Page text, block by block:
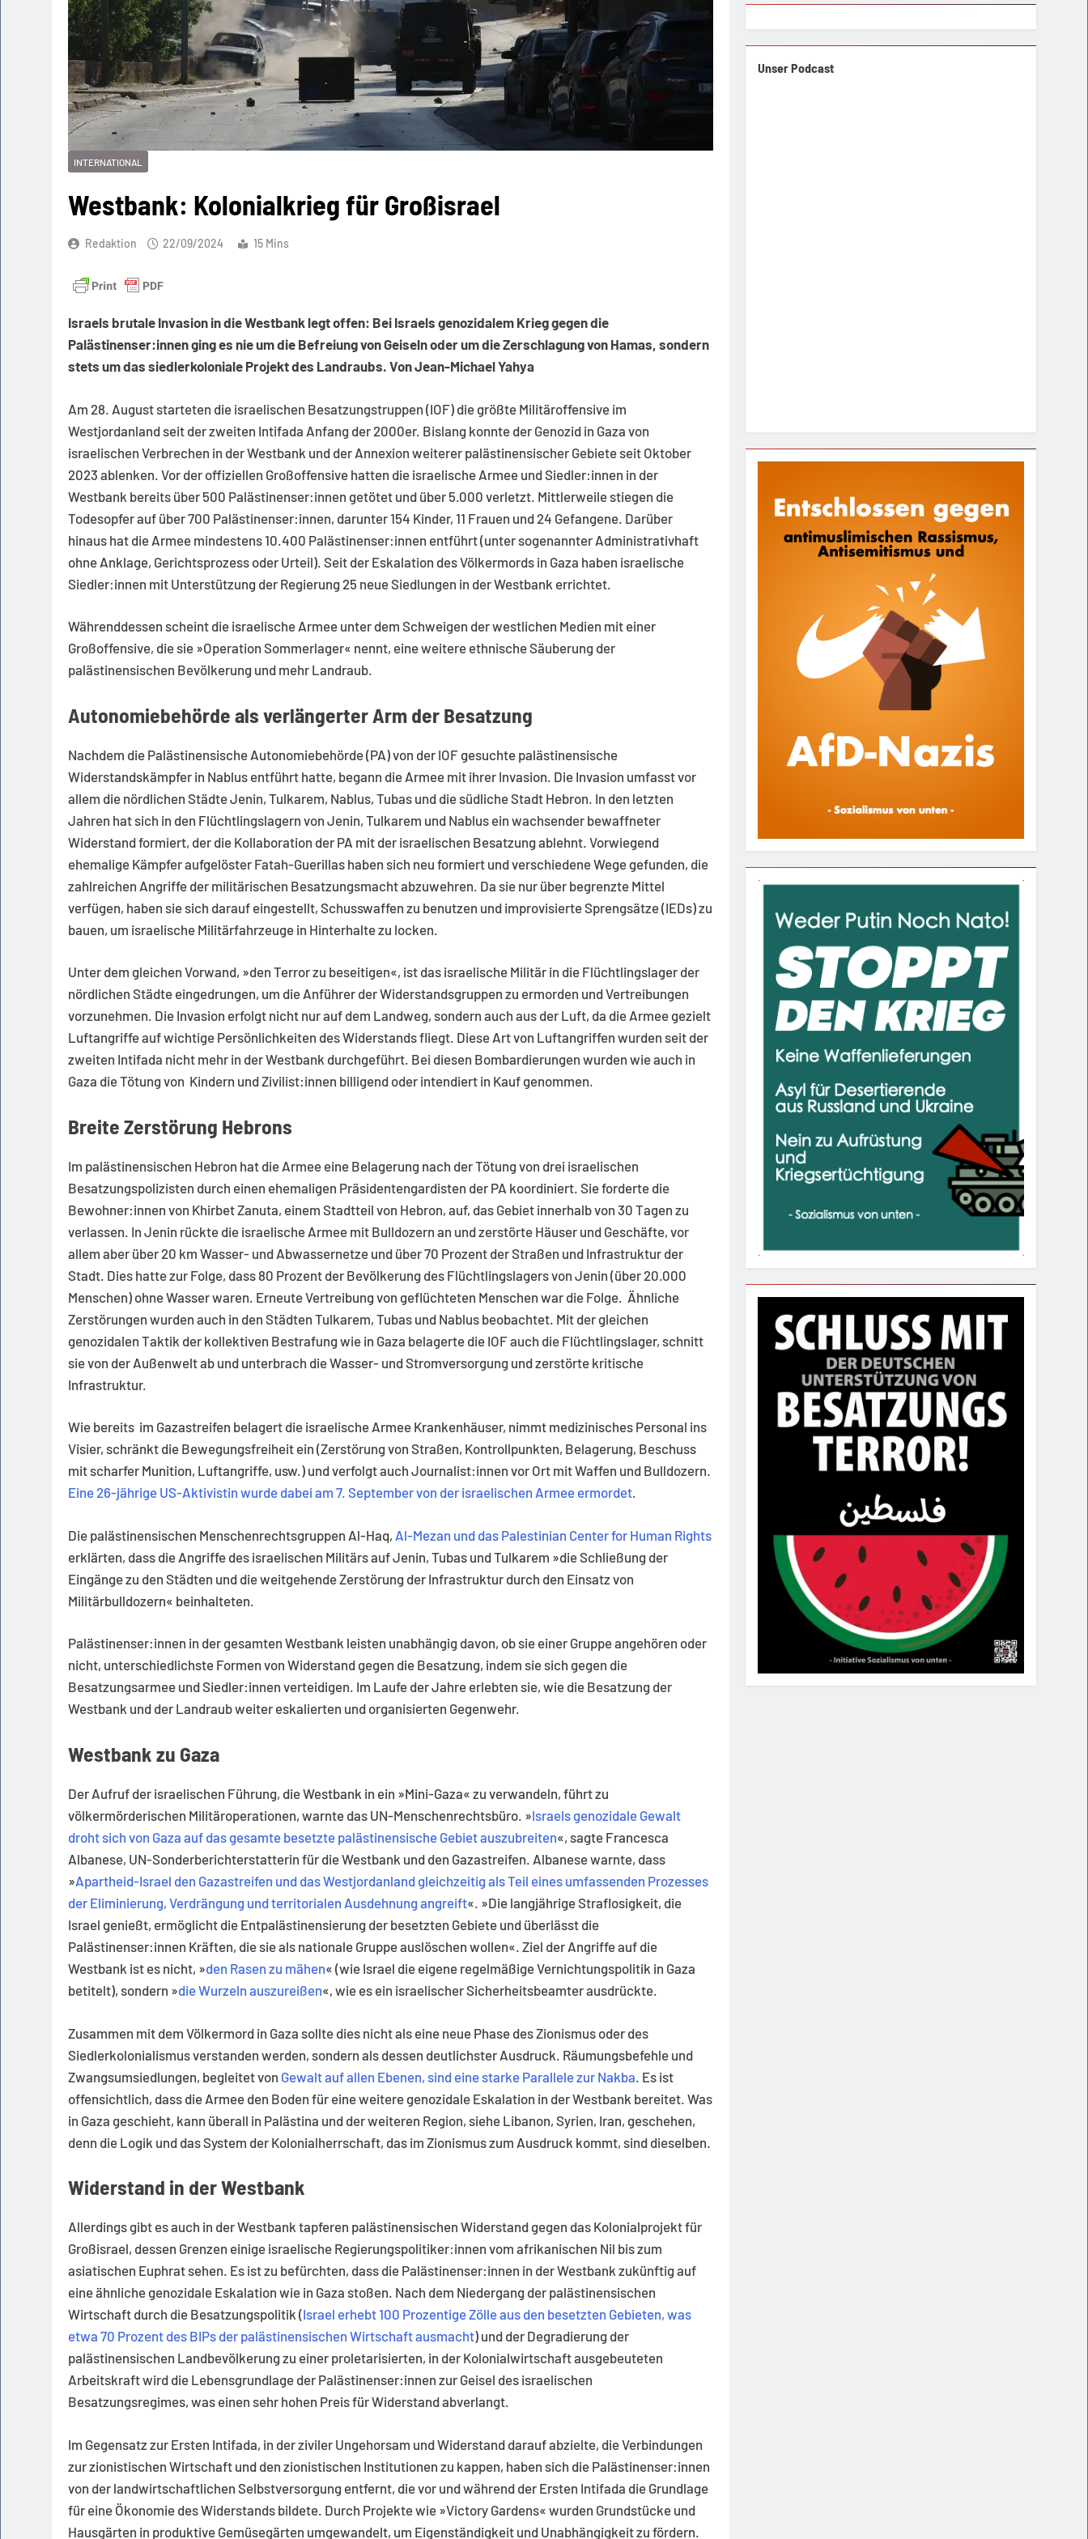
INTERNATIONAL
Westbank: Kolonialkrieg für Großisrael
Redaktion 22/09/2024 15 Mins
Israels brutale Invasion in die Westbank legt offen: Bei Israels genozidalem Krieg gegen die
Palästinenser:innen ging es nie um die Befreiung von Geiseln oder um die Zerschlagung von Hamas, sondern
stets um das siedlerkoloniale Projekt des Landraubs. Von Jean-Michael Yahya
Am 28. August starteten die israelischen Besatzungstruppen (IOF) die größte Militäroffensive im
Westjordanland seit der zweiten Intifada Anfang der 2000er. Bislang konnte der Genozid in Gaza von
israelischen Verbrechen in der Westbank und der Annexion weiterer palästinensischer Gebiete seit Oktober
2023 ablenken. Vor der offiziellen Großoffensive hatten die israelische Armee und Siedler:innen in der
Westbank bereits über 500 Palästinenser:innen getötet und über 5.000 verletzt. Mittlerweile stiegen die
Todesopfer auf über 700 Palästinenser:innen, darunter 154 Kinder, 11 Frauen und 24 Gefangene. Darüber
hinaus hat die Armee mindestens 10.400 Palästinenser:innen entführt (unter sogenannter Administrativhaft
ohne Anklage, Gerichtsprozess oder Urteil). Seit der Eskalation des Völkermords in Gaza haben israelische
Siedler:innen mit Unterstützung der Regierung 25 neue Siedlungen in der Westbank errichtet.
Währenddessen scheint die israelische Armee unter dem Schweigen der westlichen Medien mit einer
Großoffensive, die sie »Operation Sommerlager« nennt, eine weitere ethnische Säuberung der
palästinensischen Bevölkerung und mehr Landraub.
Autonomiebehörde als verlängerter Arm der Besatzung
Nachdem die Palästinensische Autonomiebehörde (PA) von der IOF gesuchte palästinensische
Widerstandskämpfer in Nablus entführt hatte, begann die Armee mit ihrer Invasion. Die Invasion umfasst vor
allem die nördlichen Städte Jenin, Tulkarem, Nablus, Tubas und die südliche Stadt Hebron. In den letzten
Jahren hat sich in den Flüchtlingslagern von Jenin, Tulkarem und Nablus ein wachsender bewaffneter
Widerstand formiert, der die Kollaboration der PA mit der israelischen Besatzung ablehnt. Vorwiegend
ehemalige Kämpfer aufgelöster Fatah-Guerillas haben sich neu formiert und verschiedene Wege gefunden, die
zahlreichen Angriffe der militärischen Besatzungsmacht abzuwehren. Da sie nur über begrenzte Mittel
verfügen, haben sie sich darauf eingestellt, Schusswaffen zu benutzen und improvisierte Sprengsätze (IEDs) zu
bauen, um israelische Militärfahrzeuge in Hinterhalte zu locken.
Unter dem gleichen Vorwand, »den Terror zu beseitigen«, ist das israelische Militär in die Flüchtlingslager der
nördlichen Städte eingedrungen, um die Anführer der Widerstandsgruppen zu ermorden und Vertreibungen
vorzunehmen. Die Invasion erfolgt nicht nur auf dem Landweg, sondern auch aus der Luft, da die Armee gezielt
Luftangriffe auf wichtige Persönlichkeiten des Widerstands fliegt. Diese Art von Luftangriffen wurden seit der
zweiten Intifada nicht mehr in der Westbank durchgeführt. Bei diesen Bombardierungen wurden wie auch in
Gaza die Tötung von Kindern und Zivilist:innen billigend oder intendiert in Kauf genommen.
Breite Zerstörung Hebrons
Im palästinensischen Hebron hat die Armee eine Belagerung nach der Tötung von drei israelischen
Besatzungspolizisten durch einen ehemaligen Präsidentengardisten der PA koordiniert. Sie forderte die
Bewohner:innen von Khirbet Zanuta, einem Stadtteil von Hebron, auf, das Gebiet innerhalb von 30 Tagen zu
verlassen. In Jenin rückte die israelische Armee mit Bulldozern an und zerstörte Häuser und Geschäfte, vor
allem aber über 20 km Wasser- und Abwassernetze und über 70 Prozent der Straßen und Infrastruktur der
Stadt. Dies hatte zur Folge, dass 80 Prozent der Bevölkerung des Flüchtlingslagers von Jenin (über 20.000
Menschen) ohne Wasser waren. Erneute Vertreibung von geflüchteten Menschen war die Folge. Ähnliche
Zerstörungen wurden auch in den Städten Tulkarem, Tubas und Nablus beobachtet. Mit der gleichen
genozidalen Taktik der kollektiven Bestrafung wie in Gaza belagerte die IOF auch die Flüchtlingslager, schnitt
sie von der Außenwelt ab und unterbrach die Wasser- und Stromversorgung und zerstörte kritische
Infrastruktur.
Wie bereits im Gazastreifen belagert die israelische Armee Krankenhäuser, nimmt medizinisches Personal ins
Visier, schränkt die Bewegungsfreiheit ein (Zerstörung von Straßen, Kontrollpunkten, Belagerung, Beschuss
mit scharfer Munition, Luftangriffe, usw.) und verfolgt auch Journalist:innen vor Ort mit Waffen und Bulldozern.
Eine 26-jährige US-Aktivistin wurde dabei am 7. September von der israelischen Armee ermordet.
Die palästinensischen Menschenrechtsgruppen Al-Haq, Al-Mezan und das Palestinian Center for Human Rights
erklärten, dass die Angriffe des israelischen Militärs auf Jenin, Tubas und Tulkarem »die Schließung der
Eingänge zu den Städten und die weitgehende Zerstörung der Infrastruktur durch den Einsatz von
Militärbulldozern« beinhalteten.
Palästinenser:innen in der gesamten Westbank leisten unabhängig davon, ob sie einer Gruppe angehören oder
nicht, unterschiedlichste Formen von Widerstand gegen die Besatzung, indem sie sich gegen die
Besatzungsarmee und Siedler:innen verteidigen. Im Laufe der Jahre erlebten sie, wie die Besatzung der
Westbank und der Landraub weiter eskalierten und organisierten Gegenwehr.
Westbank zu Gaza
Der Aufruf der israelischen Führung, die Westbank in ein »Mini-Gaza« zu verwandeln, führt zu
völkermörderischen Militäroperationen, warnte das UN-Menschenrechtsbüro. »Israels genozidale Gewalt
droht sich von Gaza auf das gesamte besetzte palästinensische Gebiet auszubreiten«, sagte Francesca
Albanese, UN-Sonderberichterstatterin für die Westbank und den Gazastreifen. Albanese warnte, dass
»Apartheid-Israel den Gazastreifen und das Westjordanland gleichzeitig als Teil eines umfassenden Prozesses
der Eliminierung, Verdrängung und territorialen Ausdehnung angreift«. »Die langjährige Straflosigkeit, die
Israel genießt, ermöglicht die Entpalästinensierung der besetzten Gebiete und überlässt die
Palästinenser:innen Kräften, die sie als nationale Gruppe auslöschen wollen«. Ziel der Angriffe auf die
Westbank ist es nicht, »den Rasen zu mähen« (wie Israel die eigene regelmäßige Vernichtungspolitik in Gaza
betitelt), sondern »die Wurzeln auszureißen«, wie es ein israelischer Sicherheitsbeamter ausdrückte.
Zusammen mit dem Völkermord in Gaza sollte dies nicht als eine neue Phase des Zionismus oder des
Siedlerkolonialismus verstanden werden, sondern als dessen deutlichster Ausdruck. Räumungsbefehle und
Zwangsumsiedlungen, begleitet von Gewalt auf allen Ebenen, sind eine starke Parallele zur Nakba . Es ist
offensichtlich, dass die Armee den Boden für eine weitere genozidale Eskalation in der Westbank bereitet. Was
in Gaza geschieht, kann überall in Palästina und der weiteren Region, siehe Libanon, Syrien, Iran, geschehen,
denn die Logik und das System der Kolonialherrschaft, das im Zionismus zum Ausdruck kommt, sind dieselben.
Widerstand in der Westbank
Allerdings gibt es auch in der Westbank tapferen palästinensischen Widerstand gegen das Kolonialprojekt für
Großisrael, dessen Grenzen einige israelische Regierungspolitiker:innen vom afrikanischen Nil bis zum
asiatischen Euphrat sehen. Es ist zu befürchten, dass die Palästinenser:innen in der Westbank zukünftig auf
eine ähnliche genozidale Eskalation wie in Gaza stoßen. Nach dem Niedergang der palästinensischen
Wirtschaft durch die Besatzungspolitik (Israel erhebt 100 Prozentige Zölle aus den besetzten Gebieten, was
etwa 70 Prozent des BIPs der palästinensischen Wirtschaft ausmacht) und der Degradierung der
palästinensischen Landbevölkerung zu einer proletarisierten, in der Kolonialwirtschaft ausgebeuteten
Arbeitskraft wird die Lebensgrundlage der Palästinenser:innen zur Geisel des israelischen
Besatzungsregimes, was einen sehr hohen Preis für Widerstand abverlangt.
Im Gegensatz zur Ersten Intifada, in der ziviler Ungehorsam und Widerstand darauf abzielte, die Verbindungen
zur zionistischen Wirtschaft und den zionistischen Institutionen zu kappen, haben sich die Palästinenser:innen
von der landwirtschaftlichen Selbstversorgung entfernt, die vor und während der Ersten Intifada die Grundlage
für eine Ökonomie des Widerstands bildete. Durch Projekte wie »Victory Gardens« wurden Grundstücke und
Hausgärten in produktive Gemüsegärten umgewandelt, um Eigenständigkeit und Unabhängigkeit zu fördern.
Unser Podcast